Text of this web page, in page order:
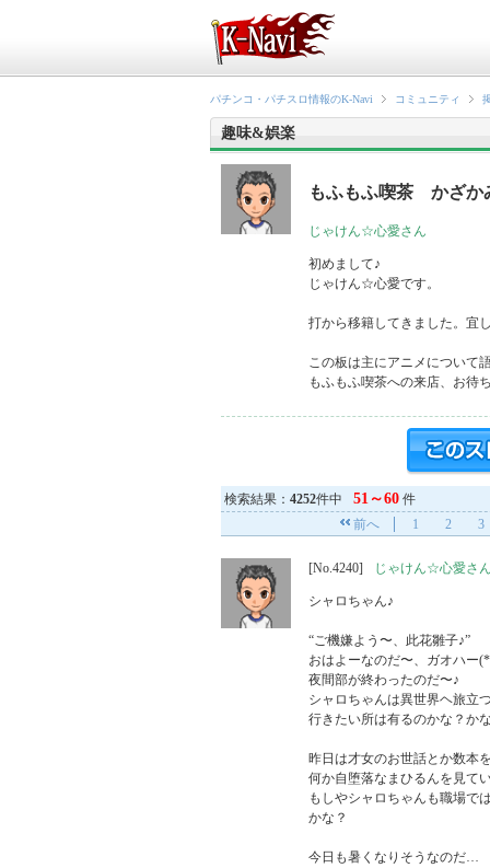
パチンコ・パチスロ情報のK-Navi コミュニティ
趣味&娯楽
もふもふ喫茶　かざか
じゃけん☆心愛さん
初めまして♪
じゃけん☆心愛です。
打から移籍してきました。宜
この板は主にアニメについて
もふもふ喫茶への来店、お待
検索結果： 4252件中 51～60 件
前へ
1 2 3
[No.4240] じゃけん☆心愛さ
シャロちゃん♪
“ご機嫌よう〜、此花雛子♪”
おはよーなのだ〜、ガオハー
夜間部が終わったのだ〜♪
シャロちゃんは異世界ヘ旅立
行きたい所は有るのかな？か
昨日は才女のお世話とか数本
何か自堕落なまひるんを見て
もしやシャロちゃんも職場で
かな？
今日も暑くなりそうなのだ…